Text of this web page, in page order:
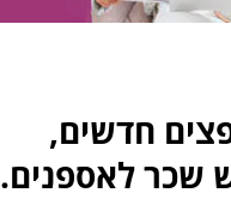
חדשים,
שכר לאספנים.